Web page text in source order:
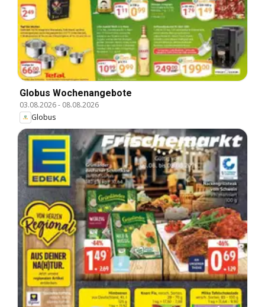
Globus Wochenangebote
03.08.2026- 08.08.2026
Globus